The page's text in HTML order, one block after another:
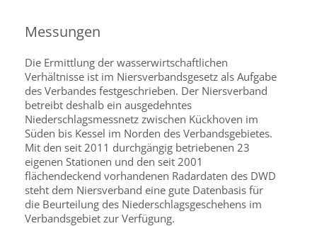
Messungen
Die Ermittlung der wasserwirtschaftlichen
Verhältnisse ist im Niersverbandsgesetz als Aufgabe
des Verbandes festgeschrieben. Der Niersverband
betreibt deshalb ein ausgedehntes
Niederschlagsmessnetz zwischen Kückhoven im
Süden bis Kessel im Norden des Verbandsgebietes.
Mit den seit 2011 durchgängig betriebenen 23
eigenen Stationen und den seit 2001
flächendeckend vorhandenen Radardaten des DWD
steht dem Niersverband eine gute Datenbasis für
die Beurteilung des Niederschlagsgeschehens im
Verbandsgebiet zur Verfügung.